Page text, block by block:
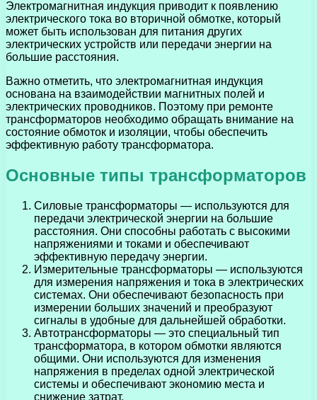
Электромагнитная индукция приводит к появлению
электрического тока во вторичной обмотке, который
может быть использован для питания других
электрических устройств или передачи энергии на
большие расстояния.
Важно отметить, что электромагнитная индукция
основана на взаимодействии магнитных полей и
электрических проводников. Поэтому при ремонте
трансформаторов необходимо обращать внимание на
состояние обмоток и изоляции, чтобы обеспечить
эффективную работу трансформатора.
Основные типы трансформаторов
Силовые трансформаторы — используются для
передачи электрической энергии на большие
расстояния. Они способны работать с высокими
напряжениями и токами и обеспечивают
эффективную передачу энергии.
Измерительные трансформаторы — используются
для измерения напряжения и тока в электрических
системах. Они обеспечивают безопасность при
измерении больших значений и преобразуют
сигналы в удобные для дальнейшей обработки.
Автотрансформаторы — это специальный тип
трансформатора, в котором обмотки являются
общими. Они используются для изменения
напряжения в пределах одной электрической
системы и обеспечивают экономию места и
снижение затрат.